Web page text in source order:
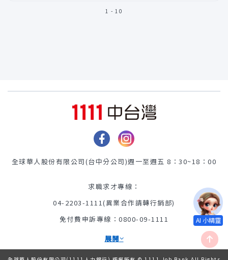
1 - 10
全球華人股份有限公司(台中分公司)週一至週五 8：30~18：00
求職求才專線：
04-2203-1111(異業合作請轉行銷部)
免付費申訴專線：0800-09-1111
展開